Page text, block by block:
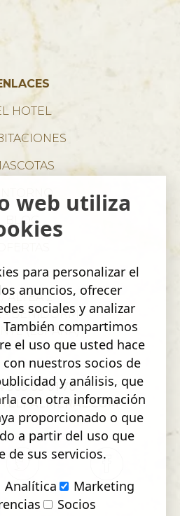
HOTEL
BLOG
ALTEA 2
- BENIDORM
(ESPAÑA)
965 85 01 76
web utiliza
para personalizar el
anuncios, ofrecer
sociales y analizar
compartimos
el uso que usted hace
nuestros socios de
y análisis, que
con otra información
proporcionado o que
a partir del uso que
de sus servicios.
Analítica
Marketing
Socios